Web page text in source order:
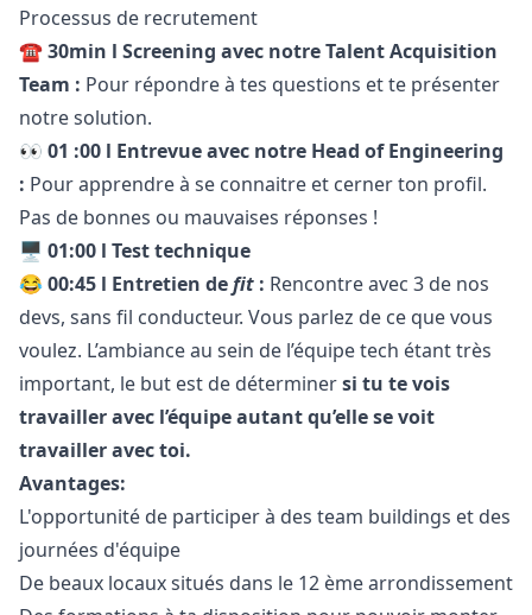
Processus de recrutement
☎️ 30min l Screening avec notre Talent Acquisition
Team : Pour répondre à tes questions et te présenter
notre solution.
👀 01 :00 l Entrevue avec notre Head of Engineering
: Pour apprendre à se connaitre et cerner ton profil.
Pas de bonnes ou mauvaises réponses !
🖥️ 01:00 l Test technique
😂 00:45 l Entretien defit : Rencontre avec 3 de nos
devs, sans fil conducteur. Vous parlez de ce que vous
voulez. L’ambiance au sein de l’équipe tech étant très
important, le but est de déterminersi tu te vois
travailler avec l’équipe autant qu’elle se voit
travailler avec toi.
Avantages:
L'opportunité de participer à des team buildings et des
journées d'équipe
De beaux locaux situés dans le 12 ème arrondissement